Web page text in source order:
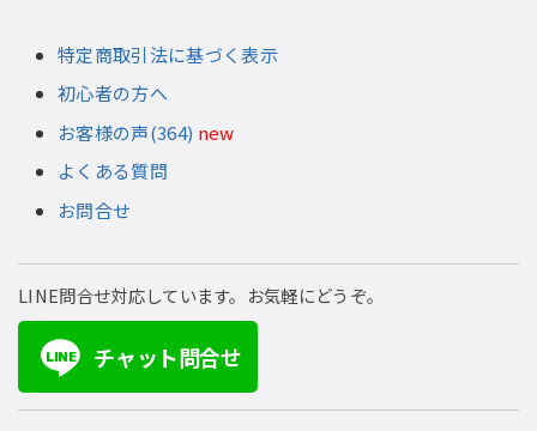
特定商取引法に基づく表示
初心者の方へ
お客様の声(364) new
よくある質問
お問合せ
LINE問合せ対応しています。お気軽にどうぞ。
LINE チャット問合せ